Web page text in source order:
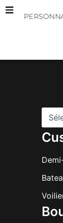
Aller